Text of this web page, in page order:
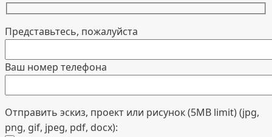
Представьтесь, пожалуйста
Ваш номер телефона
Отправить эскиз, проект или рисунок (5MB limit) (jpg,
png, gif, jpeg, pdf, docx):